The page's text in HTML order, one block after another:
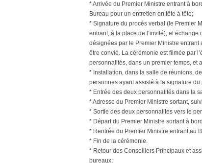
* Arrivée du Premier Ministre entrant à
Bureau pour un entretien en tête à tête;
* Signature du procès verbal (le Premier
entrant, à la place de l’invité), et
désignées par le Premier Ministre
être convié. La cérémonie est filmée par
personnalités, dans un premier temps, et
* Installation, dans la salle de réunions,
personnes ayant assisté à la signature du
* Entrée des deux personnalités dans la
* Adresse du Premier Ministre sortant,
* Sortie des deux personnalités vers le
* Départ du Premier Ministre sortant à
* Rentrée du Premier Ministre entrant au
* Fin de la cérémonie.
* Retour des Conseillers Principaux et
bureaux;